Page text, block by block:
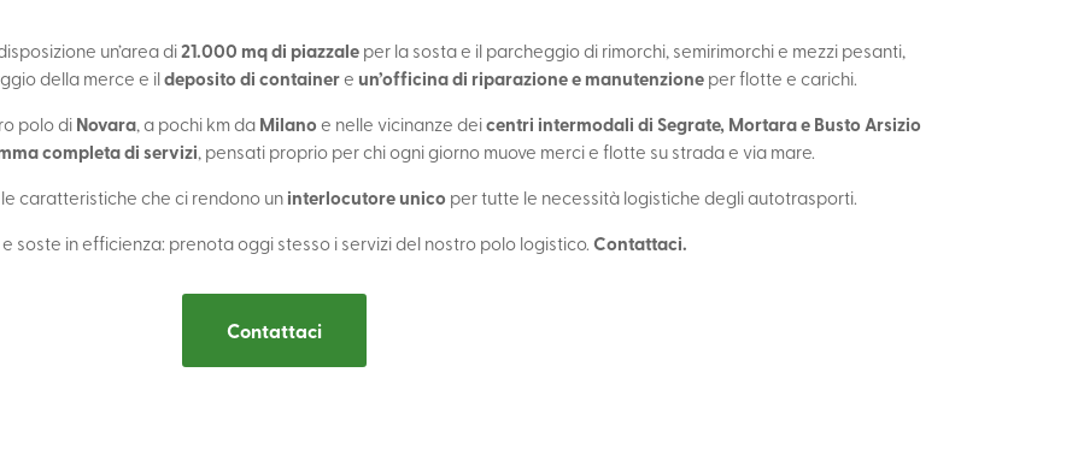
un’area di21.000 mq di piazzale per la sosta e il parcheggio di rimorchi, semirimorchi e mezzi pesanti,
della merce e ildeposito di containere un’officina di riparazione e manutenzione per flotte e carichi.
polo di Novara, a pochi km da Milano e nelle vicinanze deicentri intermodali di Segrate, Mortara e Busto Arsizio
completa di servizi, pensati proprio per chi ogni giorno muove merci e flotte su strada e via mare.
caratteristiche che ci rendono uninterlocutore unico per tutte le necessità logistiche degli autotrasporti.
soste in efficienza: prenota oggi stesso i servizi del nostro polo logistico. Contattaci.
Contattaci